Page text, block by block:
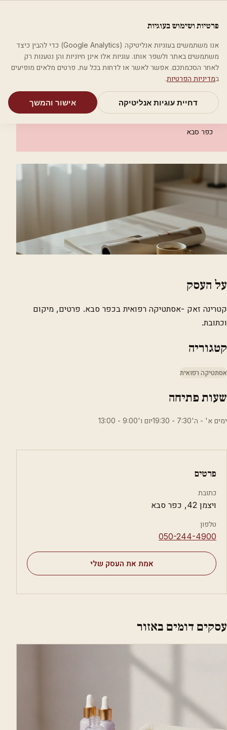
מאמריםקטגוריותחיפושאודות
בית קטגוריות
אסתטיקה רפואית
קטרינה זאק -אסתטיקה רפואית
קטרינה זאק -אסתטיקה רפואית
כפר סבא
על העסק
קטרינה זאק -אסתטיקה רפואית בכפר סבא. פרטים, מיקום
וכתובת.
קטגוריה
אסתטיקה רפואית
שעות פתיחה
ימים א' - ה'7:30 - 19:30יום ו'9:00 - 13:00
פרטים
כתובת
ויצמן 42, כפר סבא
טלפון
⁦050-244-4900⁩
אמת את העסק שלי
עסקים דומים באזור
פרטיות ושימוש בעוגיות
אנו משתמשים בעוגיות אנליטיקה (Google Analytics) כדי להבין כיצד
משתמשים באתר ולשפר אותו. עוגיות אלו אינן חיוניות והן נטענות רק
לאחר הסכמתכם. אפשר לאשר או לדחות בכל עת. פרטים מלאים מופיעים
במדיניות הפרטיות.
דחיית עוגיות אנליטיקה אישור והמשך